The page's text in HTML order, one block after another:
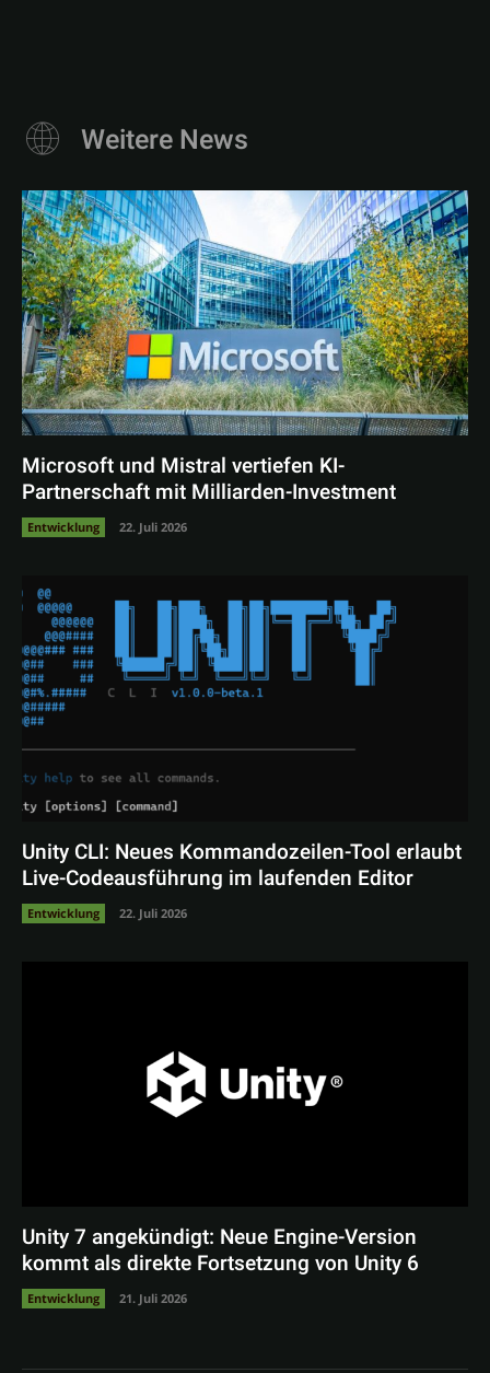
Weitere News
Microsoft und Mistral vertiefen KI-
Partnerschaft mit Milliarden-Investment
Entwicklung 22. Juli 2026
Unity CLI: Neues Kommandozeilen-Tool erlaubt
Live-Codeausführung im laufenden Editor
Entwicklung 22. Juli 2026
Unity 7 angekündigt: Neue Engine-Version
kommt als direkte Fortsetzung von Unity 6
Entwicklung 21. Juli 2026